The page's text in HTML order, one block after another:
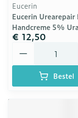
Eucerin
Eucerin Urearepair
Handcreme 5%
€ 12,50
Bestel